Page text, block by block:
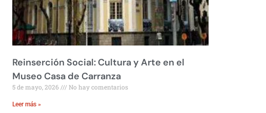
Reinserción Social: Cultura y Arte en el
Museo Casa de Carranza
5 de mayo, 2026 No hay comentarios
Leer más »